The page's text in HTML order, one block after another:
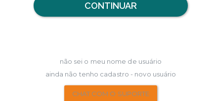
CONTINUAR
não sei o meu nome de usuário
ainda não tenho cadastro - novo usuário
CHAT COM O SUPORTE